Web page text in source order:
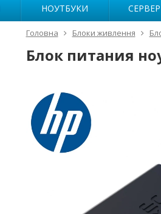
НОУТБУКИ
Головна Блоки живлення
Блок питания